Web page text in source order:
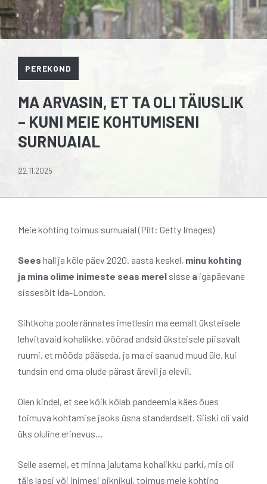
PEREKOND
MA ARVASIN, ET TA OLI TÄIUSLIK
– KUNI MEIE KOHTUMISENI
SURNUAIAL
22.11.2025
Meie kohting toimus surnuaial (Pilt: Getty Images)
Sees hall ja kõle päev 2020. aasta keskel, minu kohting
ja mina olime inimeste seas merel sisse a igapäevane
sissesõit Ida-London.
Sihtkoha poole rännates imetlesin ma eemalt üksteisele
lehvitavaid kohalikke, võõrad andsid üksteisele piisavalt
ruumi, et mööda pääseda, ja ma ei saanud muud üle, kui
tundsin end oma olude pärast ärevil ja elevil.
Olen kindel, et see kõik kõlab pandeemia käes õues
toimuva kohtamise jaoks üsna standardselt. Siiski oli vaid
üks oluline erinevus…
Selle asemel, et minna jalutama kohalikku parki, mis oli
täis lapsi või inimesi piknikul, toimus meie kohting